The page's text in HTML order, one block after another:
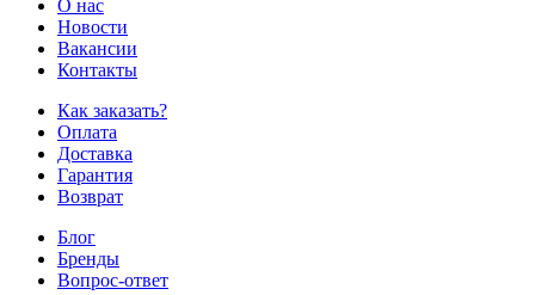
О нас
Новости
Вакансии
Контакты
Как заказать?
Оплата
Доставка
Гарантия
Возврат
Блог
Бренды
Вопрос-ответ